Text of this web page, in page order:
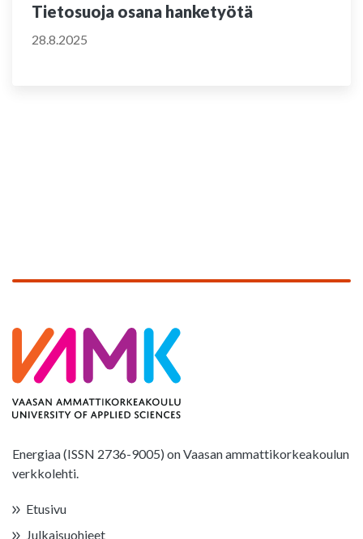
Tietosuoja osana hanketyötä
28.8.2025
Energiaa (ISSN 2736-9005) on Vaasan ammattikorkeakoulun
verkkolehti.
Etusivu
Julkaisuohjeet